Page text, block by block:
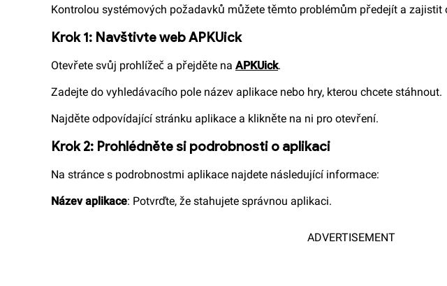
Kontrolou systémových požadavků můžete těmto problémům předejít a zajistit
Krok 1: Navštivte web APKUick
Otevřete svůj prohlížeč a přejděte na APKUick.
Zadejte do vyhledávacího pole název aplikace nebo hry, kterou chcete stáhnout.
Najděte odpovídající stránku aplikace a klikněte na ni pro otevření.
Krok 2: Prohlédněte si podrobnosti o aplikaci
Na stránce s podrobnostmi aplikace najdete následující informace:
Název aplikace: Potvrďte, že stahujete správnou aplikaci.
ADVERTISEMENT